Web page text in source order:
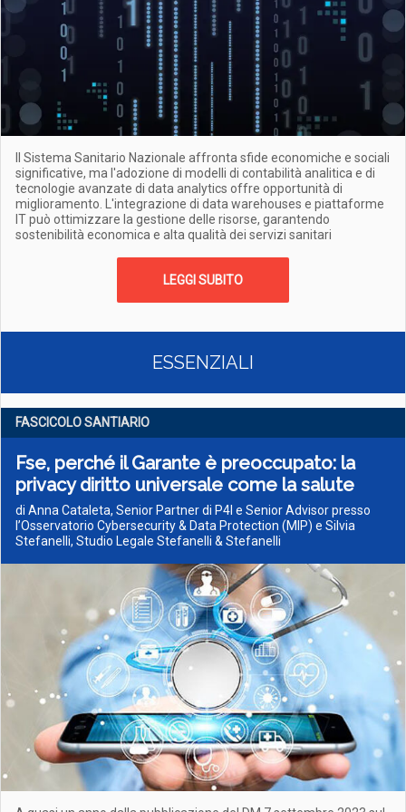
Il Sistema Sanitario Nazionale affronta sfide economiche e sociali
significative, ma l'adozione di modelli di contabilità analitica e di
tecnologie avanzate di data analytics offre opportunità di
miglioramento. L'integrazione di data warehouses e piattaforme
IT può ottimizzare la gestione delle risorse, garantendo
sostenibilità economica e alta qualità dei servizi sanitari
LEGGI SUBITO
ESSENZIALI
FASCICOLO SANTIARIO
Fse, perché il Garante è preoccupato: la
privacy diritto universale come la salute
di Anna Cataleta, Senior Partner di P4I e Senior Advisor presso
l’Osservatorio Cybersecurity & Data Protection (MIP) e Silvia
Stefanelli, Studio Legale Stefanelli & Stefanelli